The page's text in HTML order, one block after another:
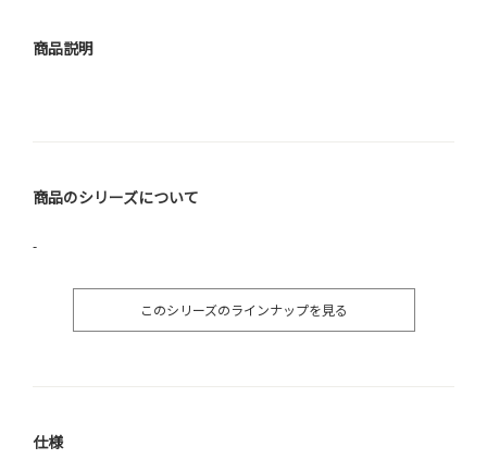
商品説明
商品のシリーズについて
-
このシリーズのラインナップを見る
仕様